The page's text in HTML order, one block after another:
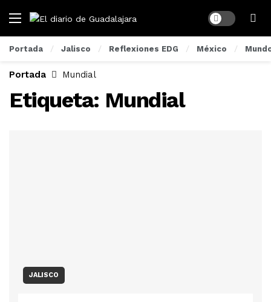
Dark mode
Portada Jalisco Reflexiones EDG México
Portada Mundial
Etiqueta: Mundial
JALISCO